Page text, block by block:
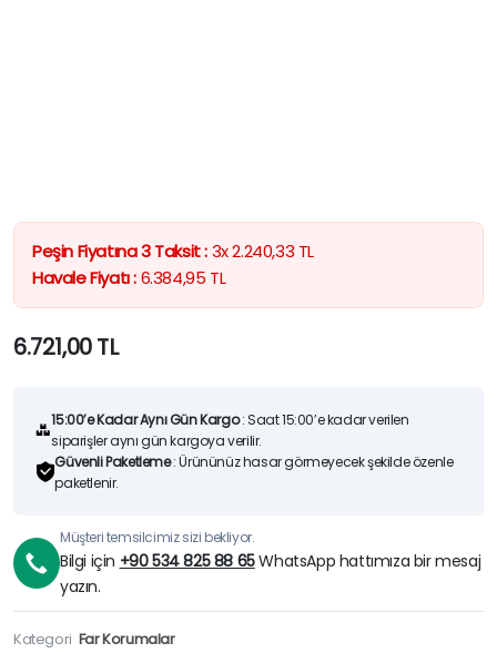
Peşin Fiyatına 3 Taksit :3x2.240,33 TL
Havale Fiyatı :6.384,95 TL
6.721,00TL
15:00’e Kadar Aynı Gün Kargo: Saat 15:00’e kadar verilen
siparişler aynı gün kargoya verilir.
Güvenli Paketleme: Ürününüz hasar görmeyecek şekilde özenle
paketlenir.
Müşteri temsilcimiz sizi bekliyor.
Bilgi için +90 534 825 88 65WhatsApp hattımıza bir mesaj
yazın.
Kategori Far Korumalar